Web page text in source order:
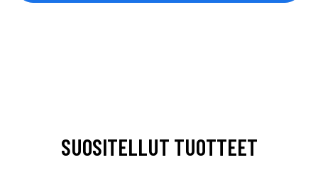
SUOSITELLUT TUOTTEET